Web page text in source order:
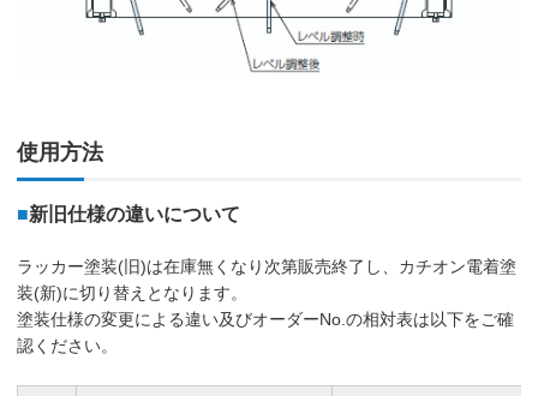
使用方法
■新旧仕様の違いについて
ラッカー塗装(旧)は在庫無くなり次第販売終了し、カチオン電着塗
装(新)に切り替えとなります。
塗装仕様の変更による違い及びオーダーNo.の相対表は以下をご確
認ください。